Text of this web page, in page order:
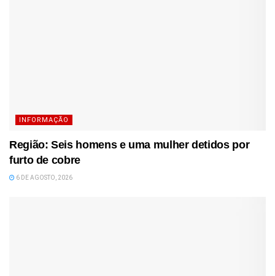
INFORMAÇÃO
Região: Seis homens e uma mulher detidos por
furto de cobre
6 DE AGOSTO, 2026